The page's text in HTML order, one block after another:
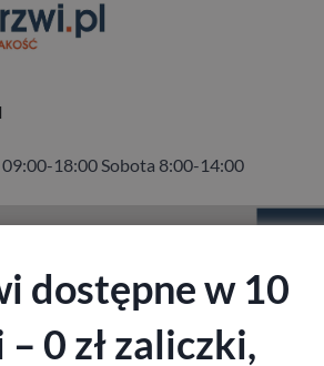
18:00 Sobota 8:00-14:00
dostępne w 10
– 0 zł zaliczki,